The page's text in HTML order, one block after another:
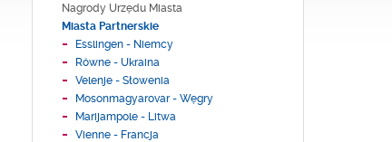
Nagrody Urzędu Miasta
Miasta Partnerskie
Esslingen - Niemcy
Równe - Ukraina
Velenje - Słowenia
Mosonmagyarovar - Węgry
Marijampole - Litwa
Vienne - Francja